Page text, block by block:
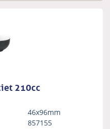
210cc
46x96mm
857155